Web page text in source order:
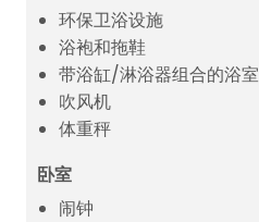
环保卫浴设施
浴袍和拖鞋
带浴缸/淋浴器组合的浴室
吹风机
体重秤
卧室
闹钟